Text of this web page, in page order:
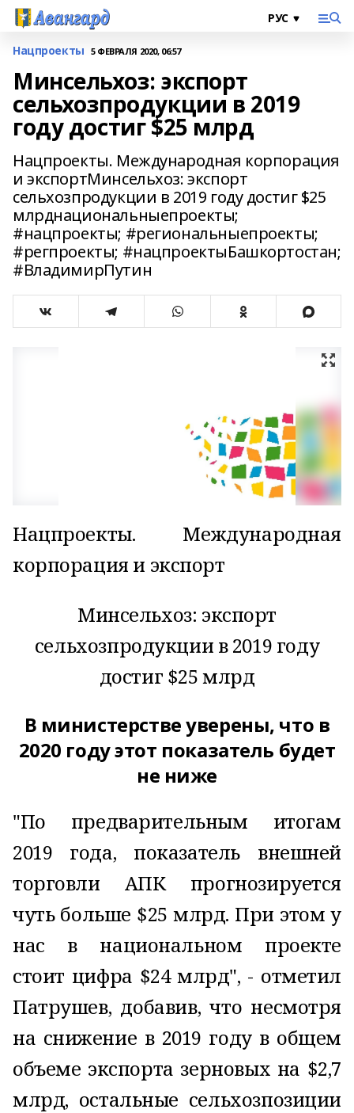
Нацпроекты 5 ФЕВРАЛЯ 2020, 06:57
Минсельхоз: экспорт
сельхозпродукции в 2019
году достиг $25 млрд
Нацпроекты. Международная корпорация
и экспортМинсельхоз: экспорт
сельхозпродукции в 2019 году достиг $25
млрднациональныепроекты;
#нацпроекты; #региональныепроекты;
#регпроекты; #нацпроектыБашкортостан;
#ВладимирПутин
Нацпроекты. Международная
корпорация и экспорт
Минсельхоз: экспорт
сельхозпродукции в 2019 году
достиг $25 млрд
В министерстве уверены, что в
2020 году этот показатель будет
не ниже
"По предварительным итогам
2019 года, показатель внешней
торговли АПК прогнозируется
чуть больше $25 млрд. При этом у
нас в национальном проекте
стоит цифра $24 млрд", - отметил
Патрушев, добавив, что несмотря
на снижение в 2019 году в общем
объеме экспорта зерновых на $2,7
млрд, остальные сельхозпозиции